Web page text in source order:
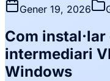
Gener 19, 2026
Com
intermediari
Windows